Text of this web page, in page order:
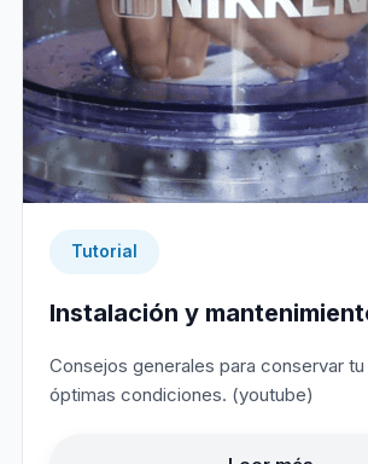
Tutorial
Instalación y
Consejos generales para conservar
óptimas condiciones. (youtube)